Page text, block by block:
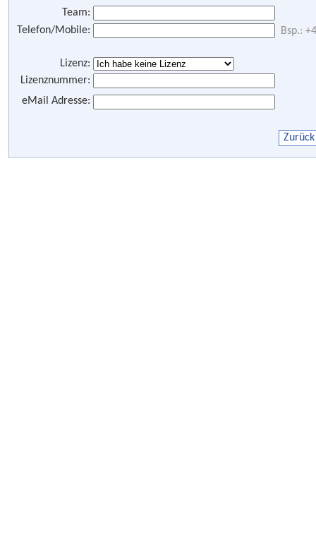
Team:
Telefon/Mobile:
Bsp.:
Lizenz:
Lizenznummer:
eMail Adresse: